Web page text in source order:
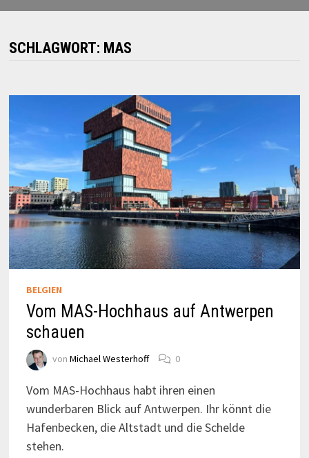
SCHLAGWORT: MAS
BELGIEN
Vom MAS-Hochhaus auf Antwerpen
schauen
von Michael Westerhoff 0
Vom MAS-Hochhaus habt ihren einen
wunderbaren Blick auf Antwerpen. Ihr könnt die
Hafenbecken, die Altstadt und die Schelde
stehen.